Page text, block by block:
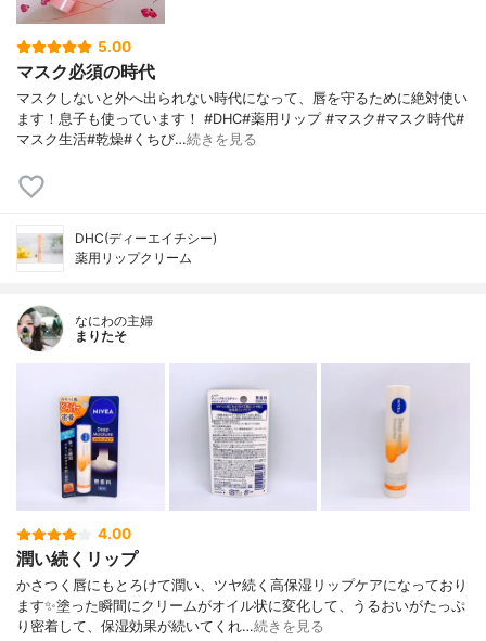
5.00
マスク必須の時代
マスクしないと外へ出られない時代になって、唇を守るために絶対使い
ます！息子も使っています！ #DHC#薬用リップ #マスク#マスク時代#
マスク生活#乾燥#くちび…続きを見る
DHC(ディーエイチシー)
薬用リップクリーム
なにわの主婦
まりたそ
4.00
潤い続くリップ
かさつく唇にもとろけて潤い、ツヤ続く高保湿リップケアになっており
ます✨塗った瞬間にクリームがオイル状に変化して、うるおいがたっぷ
り密着して、保湿効果が続いてくれ…続きを見る